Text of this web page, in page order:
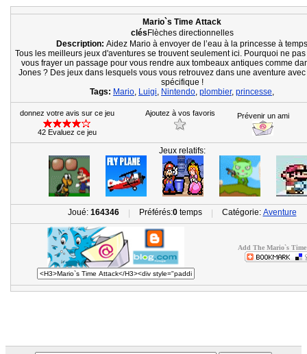
Mario`s Time Attack
clés Flèches directionnelles
Description: Aidez Mario à envoyer de l’eau à la princesse à temps
Tous les meilleurs jeux d'aventures se trouvent seulement ici. Pourquoi ne
vous frayer un passage pour vous rendre aux tombeaux antiques comme
Jones ? Des jeux dans lesquels vous vous retrouvez dans une aventure
spécifique !
Tags: Mario, Luigi, Nintendo, plombier, princesse,
donnez votre avis sur ce jeu
42 Evaluez ce jeu
Ajoutez à vos favoris Prévenir un ami
Jeux relatifs:
Joué: 164346 | Préférés:0temps | Catégorie: Aventure
Add The Mario`s